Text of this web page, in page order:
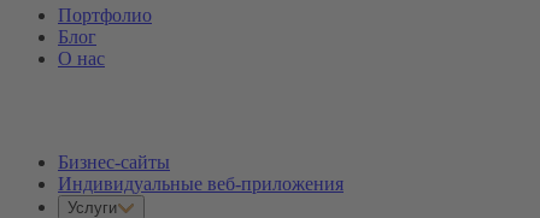
Портфолио
Блог
О нас
Бизнес-сайты
Индивидуальные веб-приложения
Услуги